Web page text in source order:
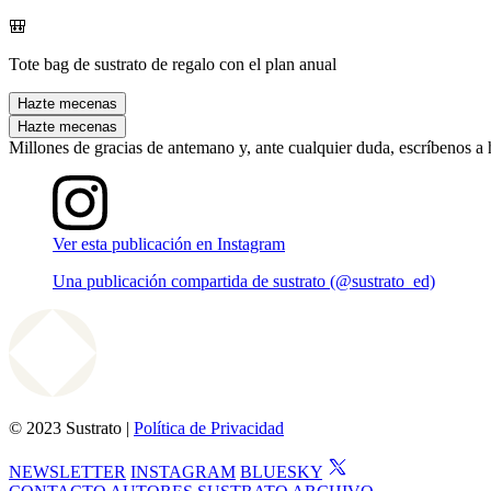
🎒
Tote bag de sustrato de regalo con el plan anual
Hazte mecenas
Hazte mecenas
Millones de gracias de antemano y, ante cualquier duda, escríbenos a
Ver esta publicación en Instagram
Una publicación compartida de sustrato (@sustrato_ed)
© 2023 Sustrato | Política de Privacidad
NEWSLETTER INSTAGRAM BLUESKY